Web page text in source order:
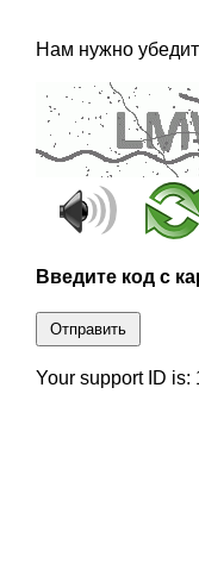
Нам нужно
Введите код с
Отправить
Your support ID